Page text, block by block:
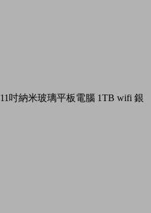
吋納米玻璃平板電腦 1TB wifi 銀